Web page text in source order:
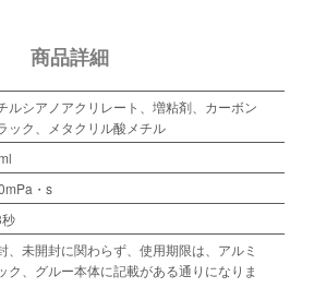
商品詳細
ルシアノアクリレート、増粘剤、カーボン
ック、メタクリル酸メチル
・s
、未開封に関わらず、使用期限は、アルミ
ク、グルー本体に記載がある通りになりま